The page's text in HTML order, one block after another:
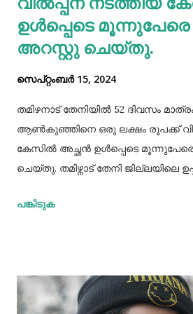
ഉള്‍പ്പെടെ
അറസ്റ്റു ചെയ്തു.
സെപ്റ്റംബർ 15, 2024
തമിഴനാട് തേനിയില്‍ 52 ദിവസം
ആണ്‍കുഞ്ഞിനെ ഒരു ലക്ഷം രൂപക്ക്
കേസില്‍ അച്ഛൻ ഉള്‍പ്പെടെ
ചെയ്തു. തമിഴ്നാട് തേനി ജില്ലയിലെ
സ്വദേശികളായ ദമ്ബതികളുമാണ്
സമയവും മദ്യലഹരിയിലും. തന്‍റെ
രൂപക്ക് വില്‍പ്പന നടത്തിയതായി
പങ്കിടുക